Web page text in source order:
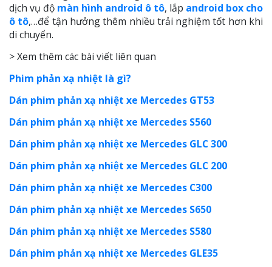
dịch vụ độ màn hình android ô tô, lắp android box cho
ô tô,…để tận hưởng thêm nhiều trải nghiệm tốt hơn khi
di chuyển.
> Xem thêm các bài viết liên quan
Phim phản xạ nhiệt là gì?
Dán phim phản xạ nhiệt xe Mercedes GT53
Dán phim phản xạ nhiệt xe Mercedes S560
Dán phim phản xạ nhiệt xe Mercedes GLC 300
Dán phim phản xạ nhiệt xe Mercedes GLC 200
Dán phim phản xạ nhiệt xe Mercedes C300
Dán phim phản xạ nhiệt xe Mercedes S650
Dán phim phản xạ nhiệt xe Mercedes S580
Dán phim phản xạ nhiệt xe Mercedes GLE35